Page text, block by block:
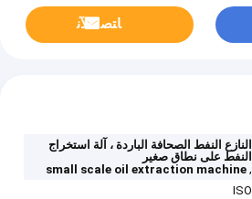
ﺎﺘﺼﻟ ﺍﻶﻧ
النازع النفط الصحافة الباردة ، آلة استخراج
النفط على نطاق صغير
,
small scale oil extraction machine
ISO